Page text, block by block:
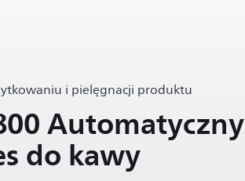
i pielęgnacji produktu
Automatyczny
do kawy